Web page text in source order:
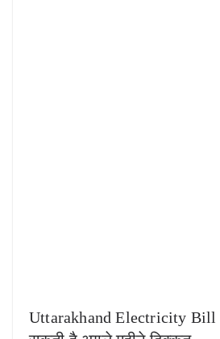
Uttarakhand Electricity Bill